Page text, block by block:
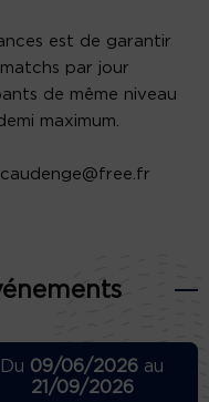
est de garantir
par jour
de même niveau
maximum.
Du 09/06/2026 au
21/09/2026